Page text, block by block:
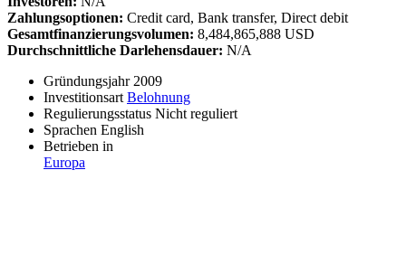
Zahlungsoptionen: Credit card, Bank transfer, Direct debit
Gesamtfinanzierungsvolumen: 8,484,865,888 USD
Durchschnittliche Darlehensdauer: N/A
Gründungsjahr 2009
Investitionsart Belohnung
Regulierungsstatus Nicht reguliert
Sprachen English
Betrieben in
Europa